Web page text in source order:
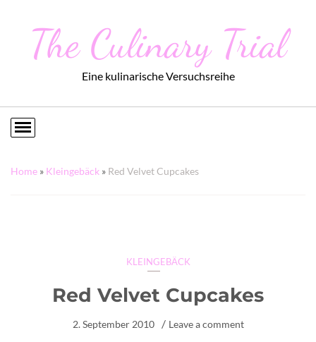
The Culinary Trial
Eine kulinarische Versuchsreihe
Home » Kleingebäck » Red Velvet Cupcakes
KLEINGEBÄCK
Red Velvet Cupcakes
2. September 2010 Leave a comment